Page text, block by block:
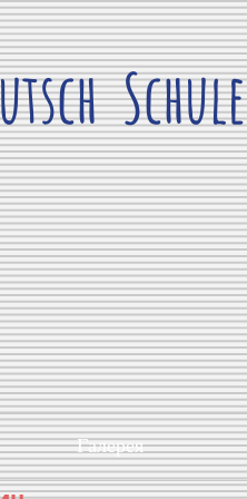
Галерея
Schule